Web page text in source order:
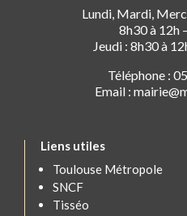
Lundi, Mardi,
8h30 à 12h
Jeudi : 8h30 à
Téléphone :
Email :
Liens utiles
Toulouse Métropole
SNCF
Tisséo